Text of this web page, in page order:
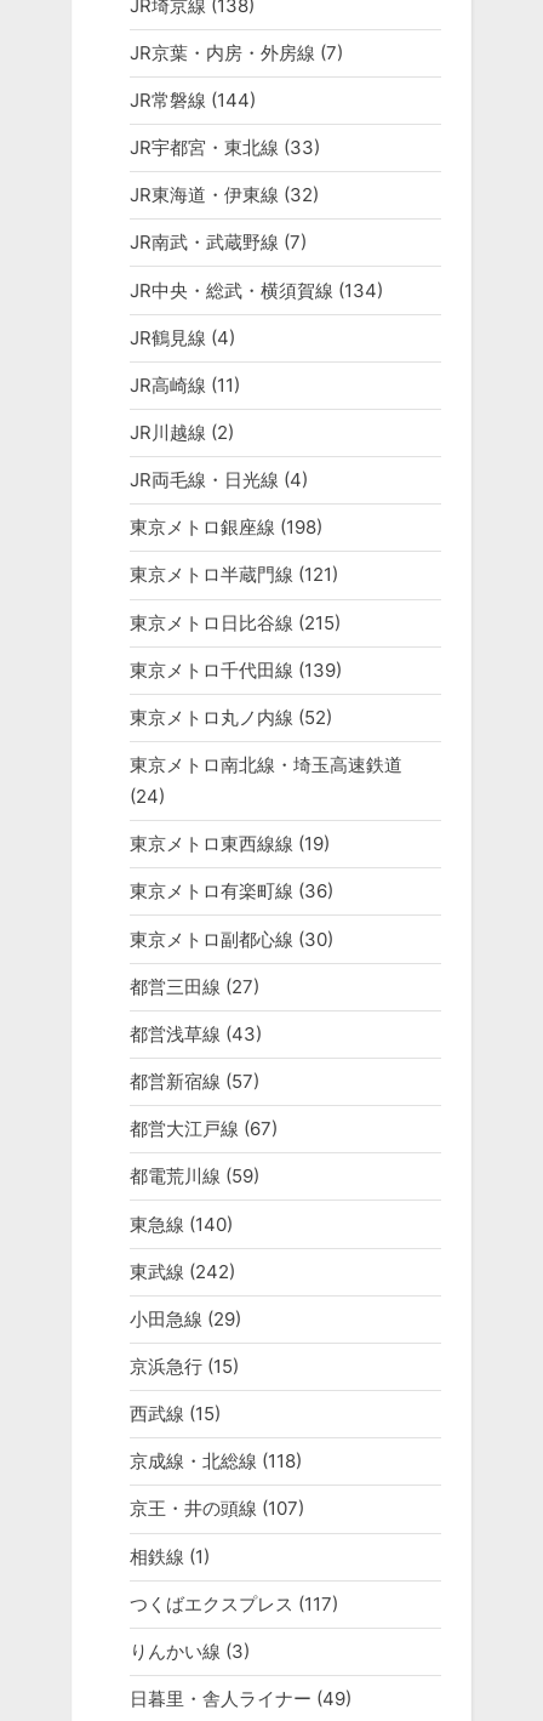
JR埼京線 (138)
JR京葉・内房・外房線 (7)
JR常磐線 (144)
JR宇都宮・東北線 (33)
JR東海道・伊東線 (32)
JR南武・武蔵野線 (7)
JR中央・総武・横須賀線 (134)
JR鶴見線 (4)
JR高崎線 (11)
JR川越線 (2)
JR両毛線・日光線 (4)
東京メトロ銀座線 (198)
東京メトロ半蔵門線 (121)
東京メトロ日比谷線 (215)
東京メトロ千代田線 (139)
東京メトロ丸ノ内線 (52)
東京メトロ南北線・埼玉高速鉄道
(24)
東京メトロ東西線線 (19)
東京メトロ有楽町線 (36)
東京メトロ副都心線 (30)
都営三田線 (27)
都営浅草線 (43)
都営新宿線 (57)
都営大江戸線 (67)
都電荒川線 (59)
東急線 (140)
東武線 (242)
小田急線 (29)
京浜急行(15)
西武線 (15)
京成線・北総線 (118)
京王・井の頭線 (107)
相鉄線 (1)
つくばエクスプレス (117)
りんかい線 (3)
日暮里・舎人ライナー (49)